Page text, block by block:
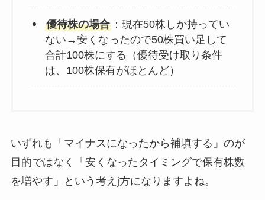
優待株の場合：現在50株しか持ってい
ない→安くなったので50株買い足して
合計100株にする（優待受け取り条件
は、100株保有がほとんど）
いずれも「マイナスになったから補填する」のが
目的ではなく「安くなったタイミングで保有株数
を増やす」という考えj方になりますよね。